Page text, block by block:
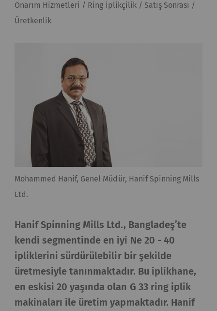
Onarım Hizmetleri / Ring iplikçilik / Satış Sonrası /
Üretkenlik
Mohammed Hanif, Genel Müdür, Hanif Spinning Mills
Ltd.
Hanif Spinning Mills Ltd., Bangladeş’te
kendi segmentinde en iyi Ne 20 - 40
ipliklerini sürdürülebilir bir şekilde
üretmesiyle tanınmaktadır. Bu iplikhane,
en eskisi 20 yaşında olan G 33 ring iplik
makinaları ile üretim yapmaktadır. Hanif